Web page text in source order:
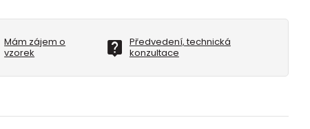
Mám zájem o
vzorek
Předvedení, technická
konzultace